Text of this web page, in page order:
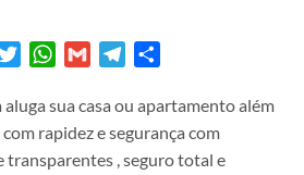
TwitterWhatsApp
Gmail Telegram
sua casa ou apartamento além
rapidez e segurança com
transparentes , seguro total e